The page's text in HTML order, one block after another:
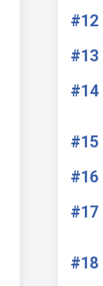
#12
#13
#14
#15
#16
#17
#18